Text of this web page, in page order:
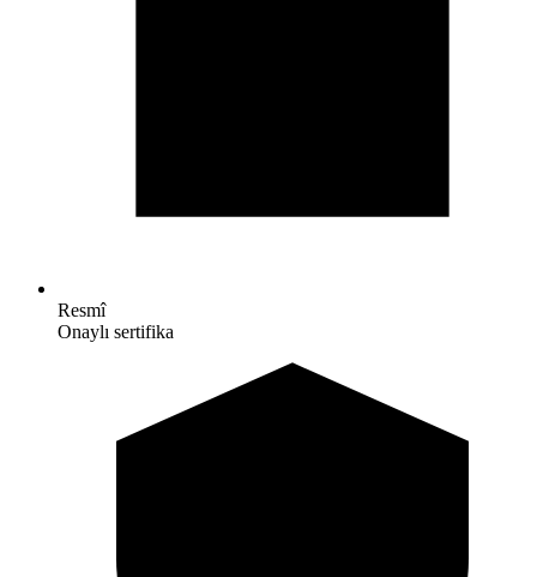
Resmî
Onaylı sertifika